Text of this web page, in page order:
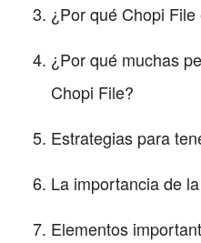
¿Por qué Chopi
¿Por qué muchas
Chopi File?
Estrategias para
La importancia de
Elementos